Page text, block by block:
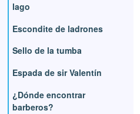
lago
Escondite de ladrones
Sello de la tumba
Espada de sir Valentín
¿Dónde encontrar
barberos?